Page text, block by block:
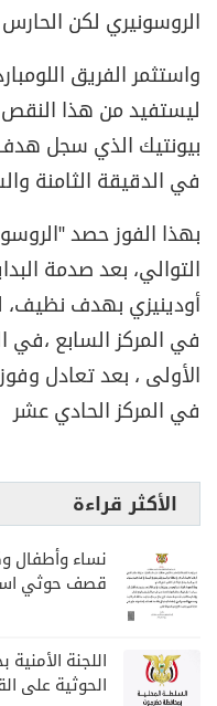
الروسونيري لكن
واستثمر الفريق
ليستفيد من هذا
بيونتيك الذي سجل هدف
في الدقيقة الثامنة
بهذا الفوز حصد
التوالي، بعد صدمة
أودينيزي بهدف
في المركز السابع ،في
الأولى ، بعد تعادل
في المركز الحادي عشر
الأكثر قراءة
نساء وأطفال
قصف حوثي
اللجنة
الحوثية على